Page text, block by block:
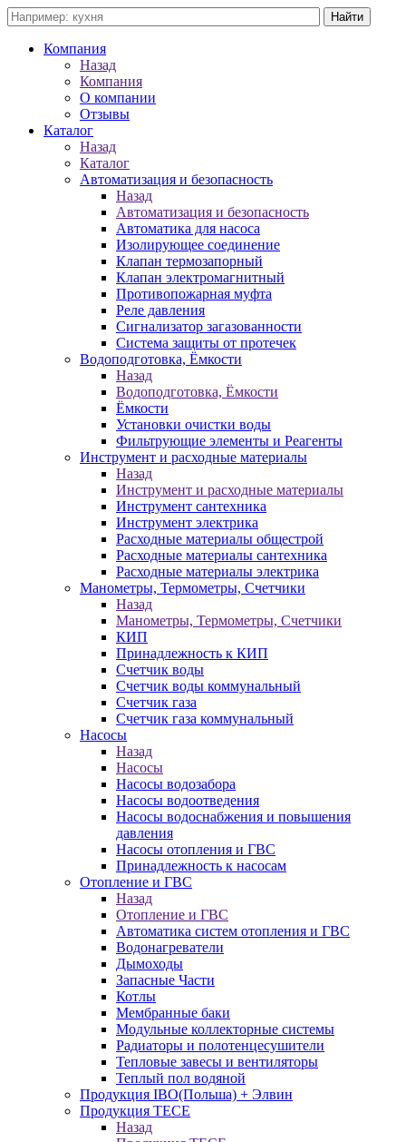
Компания
Назад
Компания
О компании
Отзывы
Каталог
Назад
Каталог
Автоматизация и безопасность
Назад
Автоматизация и безопасность
Автоматика для насоса
Изолирующее соединение
Клапан термозапорный
Клапан электромагнитный
Противопожарная муфта
Реле давления
Сигнализатор загазованности
Система защиты от протечек
Водоподготовка, Ёмкости
Назад
Водоподготовка, Ёмкости
Ёмкости
Установки очистки воды
Фильтрующие элементы и Реагенты
Инструмент и расходные материалы
Назад
Инструмент и расходные материалы
Инструмент сантехника
Инструмент электрика
Расходные материалы общестрой
Расходные материалы сантехника
Расходные материалы электрика
Манометры, Термометры, Счетчики
Назад
Манометры, Термометры, Счетчики
КИП
Принадлежность к КИП
Счетчик воды
Счетчик воды коммунальный
Счетчик газа
Счетчик газа коммунальный
Насосы
Назад
Насосы
Насосы водозабора
Насосы водоотведения
Насосы водоснабжения и повышения
давления
Насосы отопления и ГВС
Принадлежность к насосам
Отопление и ГВС
Назад
Отопление и ГВС
Автоматика систем отопления и ГВС
Водонагреватели
Дымоходы
Запасные Части
Котлы
Мембранные баки
Модульные коллекторные системы
Радиаторы и полотенцесушители
Тепловые завесы и вентиляторы
Теплый пол водяной
Продукция IBO(Польша) + Элвин
Продукция TECE
Назад